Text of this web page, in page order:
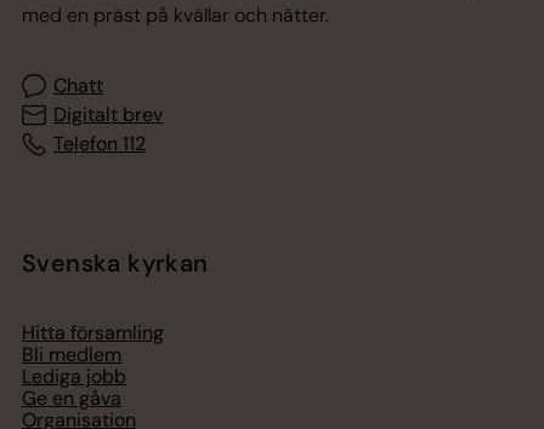
med en präst på kvällar och nätter.
Chatt
Digitalt brev
Telefon 112
Svenska kyrkan
Hitta församling
Bli medlem
Lediga jobb
Ge en gåva
Organisation